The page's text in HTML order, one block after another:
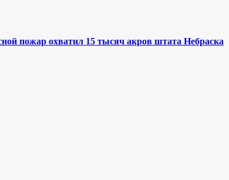
пожар охватил 15 тысяч акров штата Небраска